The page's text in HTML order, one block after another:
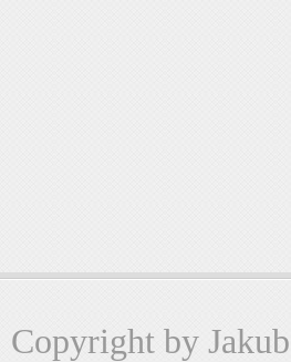
Copyright by